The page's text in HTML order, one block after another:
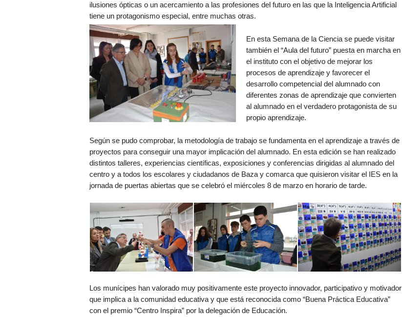
ilusiones ópticas o un acercamiento a las profesiones del futuro en las que la Inteligencia Artificial
tiene un protagonismo especial, entre muchas otras.
En esta Semana de la Ciencia se puede visitar
también el “Aula del futuro” puesta en marcha en
el instituto con el objetivo de mejorar los
procesos de aprendizaje y favorecer el
desarrollo competencial del alumnado con
diferentes zonas de aprendizaje que convierten
al alumnado en el verdadero protagonista de su
propio aprendizaje.
Según se pudo comprobar, la metodología de trabajo se fundamenta en el aprendizaje a través de
proyectos para conseguir una mayor implicación del alumnado. En esta edición se han realizado
distintos talleres, experiencias científicas, exposiciones y conferencias dirigidas al alumnado del
centro y a todos los escolares y ciudadanos de Baza y comarca que quisieron visitar el IES en la
jornada de puertas abiertas que se celebró el miércoles 8 de marzo en horario de tarde.
Los munícipes han valorado muy positivamente este proyecto innovador, participativo y motivador
que implica a la comunidad educativa y que está reconocida como “Buena Práctica Educativa”
con el premio “Centro Inspira” por la delegación de Educación.